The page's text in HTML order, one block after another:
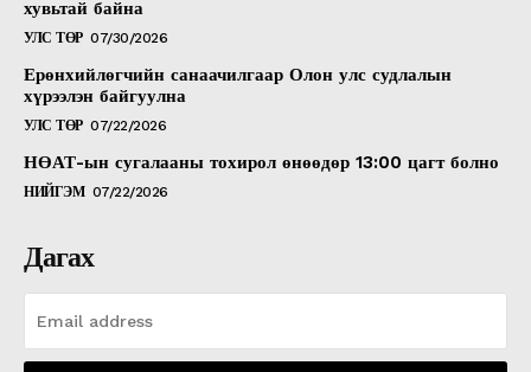
хувьтай байна
УЛС ТӨР 07/30/2026
Ерөнхийлөгчийн санаачилгаар Олон улс судлалын
хүрээлэн байгуулна
УЛС ТӨР 07/22/2026
НӨАТ-ын сугалааны тохирол өнөөдөр 13:00 цагт болно
НИЙГЭМ 07/22/2026
Дагах